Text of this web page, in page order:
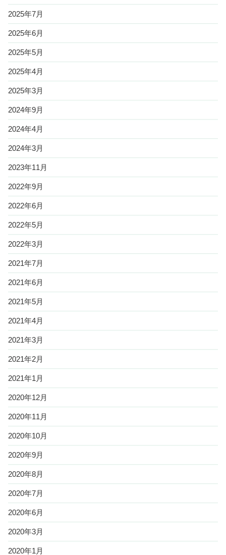
2025年7月
2025年6月
2025年5月
2025年4月
2025年3月
2024年9月
2024年4月
2024年3月
2023年11月
2022年9月
2022年6月
2022年5月
2022年3月
2021年7月
2021年6月
2021年5月
2021年4月
2021年3月
2021年2月
2021年1月
2020年12月
2020年11月
2020年10月
2020年9月
2020年8月
2020年7月
2020年6月
2020年3月
2020年1月